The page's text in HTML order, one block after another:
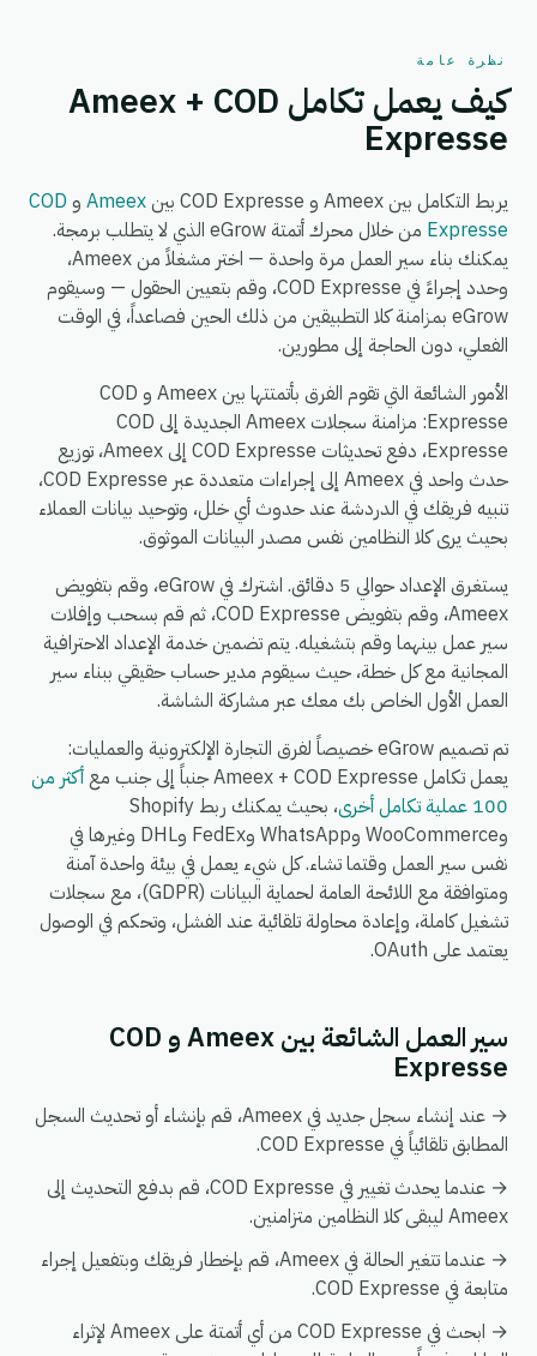
نظرة عامة
كيف يعمل تكامل Ameex + COD
Expresse
يربط التكامل بين Ameex و COD Expresse بين Ameex و COD
Expresse
من خلال محرك أتمتة eGrow الذي لا يتطلب برمجة.
يمكنك بناء سير العمل مرة واحدة — اختر مشغلاً من Ameex،
وحدد إجراءً في COD Expresse، وقم بتعيين الحقول — وسيقوم
eGrow بمزامنة كلا التطبيقين من ذلك الحين فصاعداً، في الوقت
الفعلي، دون الحاجة إلى مطورين.
الأمور الشائعة التي تقوم الفرق بأتمتتها بين Ameex و COD
Expresse: مزامنة سجلات Ameex الجديدة إلى COD
Expresse، دفع تحديثات COD Expresse إلى Ameex، توزيع
حدث واحد في Ameex إلى إجراءات متعددة عبر COD Expresse،
تنبيه فريقك في الدردشة عند حدوث أي خلل، وتوحيد بيانات العملاء
بحيث يرى كلا النظامين نفس مصدر البيانات الموثوق.
يستغرق الإعداد حوالي 5 دقائق. اشترك في eGrow، وقم بتفويض
Ameex، وقم بتفويض COD Expresse، ثم قم بسحب وإفلات
سير عمل بينهما وقم بتشغيله. يتم تضمين خدمة الإعداد الاحترافية
المجانية مع كل خطة، حيث سيقوم مدير حساب حقيقي ببناء سير
العمل الأول الخاص بك معك عبر مشاركة الشاشة.
تم تصميم eGrow خصيصاً لفرق التجارة الإلكترونية والعمليات:
يعمل تكامل Ameex + COD Expresse جنباً إلى جنب مع
أكثر من
100 عملية تكامل أخرى
، بحيث يمكنك ربط Shopify
وWooCommerce وWhatsApp وFedEx وDHL وغيرها في
نفس سير العمل وقتما تشاء. كل شيء يعمل في بيئة واحدة آمنة
ومتوافقة مع اللائحة العامة لحماية البيانات (GDPR)، مع سجلات
تشغيل كاملة، وإعادة محاولة تلقائية عند الفشل، وتحكم في الوصول
يعتمد على OAuth.
سير العمل الشائعة بين Ameex و COD
Expresse
→ عند إنشاء سجل جديد في Ameex، قم بإنشاء أو تحديث السجل
المطابق تلقائياً في COD Expresse.
→ عندما يحدث تغيير في COD Expresse، قم بدفع التحديث إلى
Ameex ليبقى كلا النظامين متزامنين.
→ عندما تتغير الحالة في Ameex، قم بإخطار فريقك وبتفعيل إجراء
متابعة في COD Expresse.
→ ابحث في COD Expresse من أي أتمتة على Ameex لإثراء